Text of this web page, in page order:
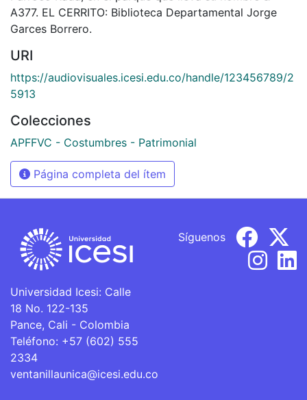
A377. EL CERRITO: Biblioteca Departamental Jorge
Garces Borrero.
URI
https://audiovisuales.icesi.edu.co/handle/123456789/2
5913
Colecciones
APFFVC - Costumbres - Patrimonial
Página completa del ítem
Universidad Icesi: Calle
18 No. 122-135
Pance, Cali - Colombia
Teléfono: +57 (602) 555
2334
ventanillaunica@icesi.edu.co
Síguenos